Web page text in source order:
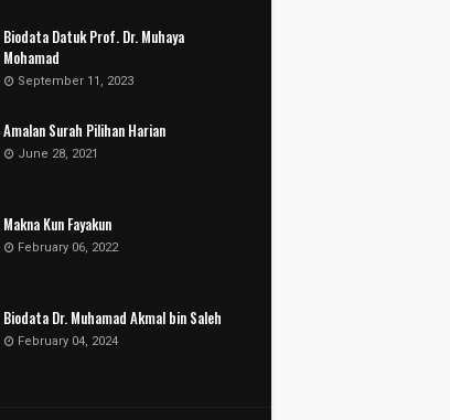
Biodata Datuk Prof. Dr. Muhaya
Mohamad
September 11, 2023
Amalan Surah Pilihan Harian
June 28, 2021
Makna Kun Fayakun
February 06, 2022
Biodata Dr. Muhamad Akmal bin Saleh
February 04, 2024